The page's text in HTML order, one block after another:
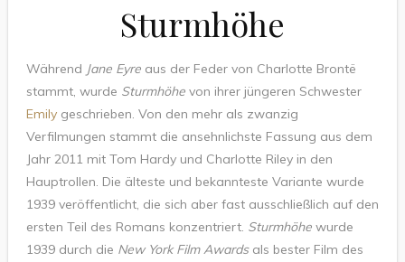
Sturmhöhe
Während Jane Eyreaus der Feder von Charlotte Brontë
stammt, wurde Sturmhöhevon ihrer jüngeren Schwester
Emilygeschrieben. Von den mehr als zwanzig
Verfilmungen stammt die ansehnlichste Fassung aus dem
Jahr 2011 mit Tom Hardy und Charlotte Riley in den
Hauptrollen. Die älteste und bekannteste Variante wurde
1939 veröffentlicht, die sich aber fast ausschließlich auf den
ersten Teil des Romans konzentriert. Sturmhöhewurde
1939 durch die New York Film Awardsals bester Film des